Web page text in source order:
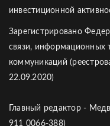
инвестиционной
Зарегистрировано
связи, информационных
коммуникаций
22.09.2020)
Главный редактор -
911 0066-388)